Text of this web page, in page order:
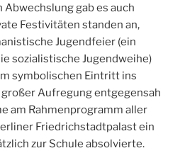
gab es auch
Festivitäten standen an,
Jugendfeier (ein
sozialistische Jugendweihe)
symbolischen Eintritt ins
Aufregung entgegensah
am Rahmenprogramm aller
Friedrichstadtpalast ein
zur Schule absolvierte.